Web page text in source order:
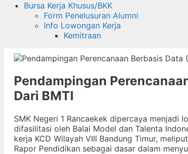
Bursa Kerja Khusus/BKK
Form Penelusuran Alumni
Info Lowongan Kerja
Kemitraan
Pendampingan
Dari BMTI
SMK Negeri 1 Rancaekek dipercaya menjadi
difasilitasi oleh Balai Model dan Talenta
kerja KCD Wilayah VIII Bandung Timur,
Rapor Pendidikan sebagai dasar dalam